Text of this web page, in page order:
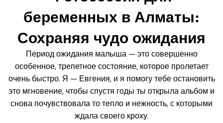
беременных в Алматы:
Сохраняя чудо ожидания
Период ожидания малыша — это совершенно
особенное, трепетное состояние, которое пролетает
очень быстро. Я — Евгения, и я помогу тебе остановить
это мгновение, чтобы спустя годы ты открыла альбом и
снова почувствовала то тепло и нежность, с которыми
ждала своего кроху.